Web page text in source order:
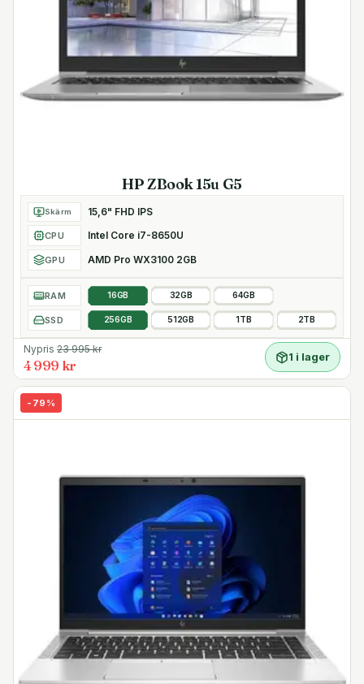
HP ZBook 15u G5
Skärm 15,6" FHD IPS
CPU Intel Core i7-8650U
GPU AMD Pro WX3100 2GB
RAM 16GB 32GB 64GB
SSD 256GB 512GB 1TB 2TB
Nypris 23 995kr
4 999 kr
1 i lager
- 79 %